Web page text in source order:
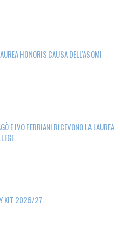
HONORIS CAUSA DELL’ASOMI
E IVO FERRIANI RICEVONO LA LAUREA
KIT 2026/27.